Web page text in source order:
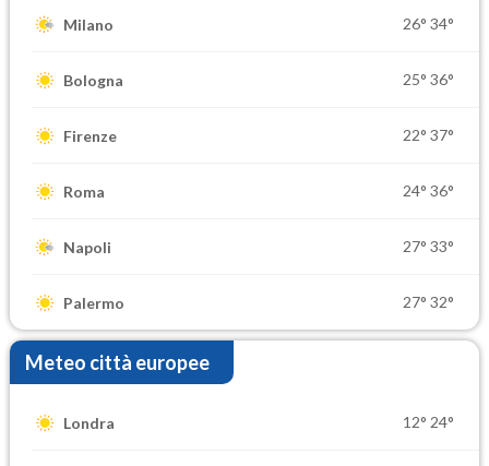
Milano 26° 34°
Bologna 25° 36°
Firenze 22° 37°
Roma 24° 36°
Napoli 27° 33°
Palermo 27° 32°
Meteo città europee
Londra 12° 24°